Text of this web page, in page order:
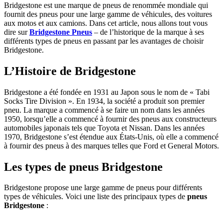
Bridgestone est une marque de pneus de renommée mondiale qui
fournit des pneus pour une large gamme de véhicules, des voitures
aux motos et aux camions. Dans cet article, nous allons tout vous
dire surBridgestone Pneus – de l’historique de la marque à ses
différents types de pneus en passant par les avantages de choisir
Bridgestone.
L’Histoire de Bridgestone
Bridgestone a été fondée en 1931 au Japon sous le nom de « Tabi
Socks Tire Division ». En 1934, la société a produit son premier
pneu. La marque a commencé à se faire un nom dans les années
1950, lorsqu’elle a commencé à fournir des pneus aux constructeurs
automobiles japonais tels que Toyota et Nissan. Dans les années
1970, Bridgestone s’est étendue aux États-Unis, où elle a commencé
à fournir des pneus à des marques telles que Ford et General Motors.
Les types de pneus Bridgestone
Bridgestone propose une large gamme de pneus pour différents
types de véhicules. Voici une liste des principaux types de pneus
Bridgestone :